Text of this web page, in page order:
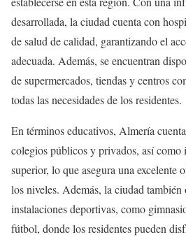
desarrollada, la ciudad cuenta con
de salud de calidad, garantizando el
adecuada. Además, se encuentran
de supermercados, tiendas y centros
todas las necesidades de los residentes.
En términos educativos, Almería
colegios públicos y privados, así como
superior, lo que asegura una excelente
los niveles. Además, la ciudad
instalaciones deportivas, como
fútbol, donde los residentes pueden